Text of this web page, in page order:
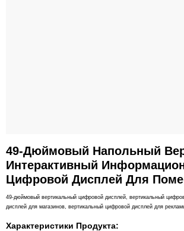
49-Дюймовый Напольный
Интерактивный
Цифровой Дисплей Для
49-дюймовый вертикальный цифровой дисплей, вертикальный
дисплей для магазинов, вертикальный цифровой дисплей для
Характеристики Продукта: